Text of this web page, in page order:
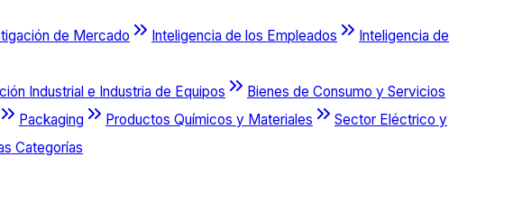
de Mercado Inteligencia de los Empleados
Inteligencia de
Industrial e Industria de Equipos
Bienes de Consumo y Servicios
Packaging Productos Químicos y Materiales
Sector Eléctrico y
Categorías